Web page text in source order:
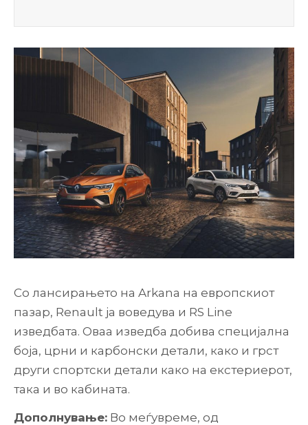
Со лансирањето на Arkana на европскиот
пазар, Renault ја воведува и RS Line
изведбата. Оваа изведба добива специјална
боја, црни и карбонски детали, како и грст
други спортски детали како на екстериерот,
така и во кабината.
Дополнување: Во меѓувреме, од